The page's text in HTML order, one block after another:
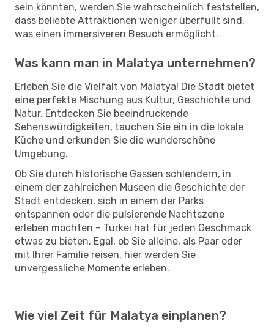
sein könnten, werden Sie wahrscheinlich feststellen,
dass beliebte Attraktionen weniger überfüllt sind,
was einen immersiveren Besuch ermöglicht.
Was kann man in Malatya unternehmen?
Erleben Sie die Vielfalt von Malatya! Die Stadt bietet
eine perfekte Mischung aus Kultur, Geschichte und
Natur. Entdecken Sie beeindruckende
Sehenswürdigkeiten, tauchen Sie ein in die lokale
Küche und erkunden Sie die wunderschöne
Umgebung.
Ob Sie durch historische Gassen schlendern, in
einem der zahlreichen Museen die Geschichte der
Stadt entdecken, sich in einem der Parks
entspannen oder die pulsierende Nachtszene
erleben möchten – Türkei hat für jeden Geschmack
etwas zu bieten. Egal, ob Sie alleine, als Paar oder
mit Ihrer Familie reisen, hier werden Sie
unvergessliche Momente erleben.
Wie viel Zeit für Malatya einplanen?